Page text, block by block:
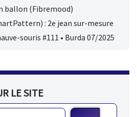
ballon (Fibremood)
: 2e jean sur-mesure
souris #111 • Burda 07/2025
LE SITE